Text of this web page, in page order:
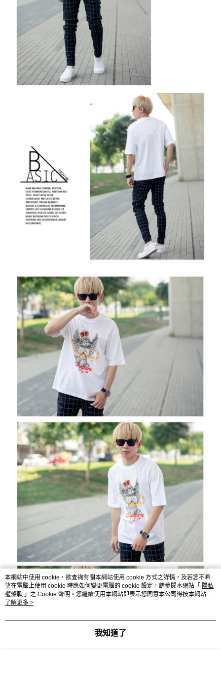
本網站中使用 cookie，欲查詢有關本網站使用 cookie 方式之詳情，及若您不希
望在電腦上使用 cookie 時應如何變更電腦的 cookie 設定，請參閱本網站「 隱私
權條款 」之 Cookie 聲明。您繼續使用本網站即表示您同意本公司得按本網站使
用條款之 Cookie 聲明使用 cookie。
了解更多 >
我知道了